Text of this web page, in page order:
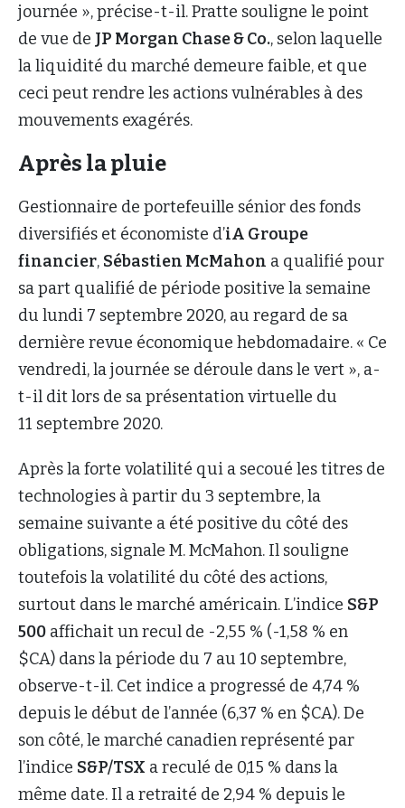
journée », précise-t-il. Pratte souligne le point
de vue de JP Morgan Chase & Co., selon laquelle
la liquidité du marché demeure faible, et que
ceci peut rendre les actions vulnérables à des
mouvements exagérés.
Après la pluie
Gestionnaire de portefeuille sénior des fonds
diversifiés et économiste d’iA Groupe
financier, Sébastien McMahon a qualifié pour
sa part qualifié de période positive la semaine
du lundi 7 septembre 2020, au regard de sa
dernière revue économique hebdomadaire. « Ce
vendredi, la journée se déroule dans le vert », a-
t-il dit lors de sa présentation virtuelle du
11 septembre 2020.
Après la forte volatilité qui a secoué les titres de
technologies à partir du 3 septembre, la
semaine suivante a été positive du côté des
obligations, signale M. McMahon. Il souligne
toutefois la volatilité du côté des actions,
surtout dans le marché américain. L’indice S&P
500 affichait un recul de -2,55 % (-1,58 % en
$CA) dans la période du 7 au 10 septembre,
observe-t-il. Cet indice a progressé de 4,74 %
depuis le début de l’année (6,37 % en $CA). De
son côté, le marché canadien représenté par
l’indice S&P/TSX a reculé de 0,15 % dans la
même date. Il a retraité de 2,94 % depuis le